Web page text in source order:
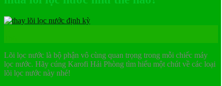
Lõi lọc nước là bộ phận vô cùng quan trọng trong mỗi chiếc máy
lọc nước. Hãy cúng Karofi Hải Phòng tìm hiểu một chút về các loại
lõi lọc nước này nhé!